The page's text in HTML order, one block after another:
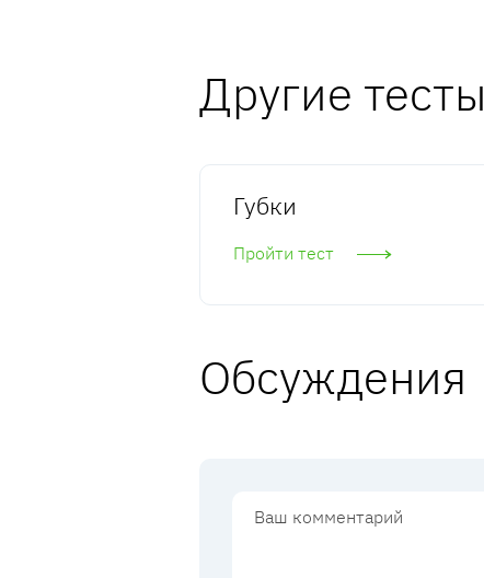
Другие тесты
Губки
Пройти тест
Обсуждения